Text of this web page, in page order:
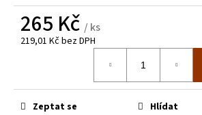
265 Kč / ks
219,01 Kč bez DPH
Zeptat se Hlídat
u
č
u
m
e